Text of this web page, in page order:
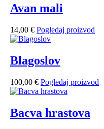
Avan mali
14,00 € Pogledaj proizvod
Blagoslov
100,00 € Pogledaj proizvod
Bacva hrastova